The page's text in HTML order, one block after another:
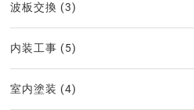
波板交換 (3)
内装工事 (5)
室内塗装 (4)